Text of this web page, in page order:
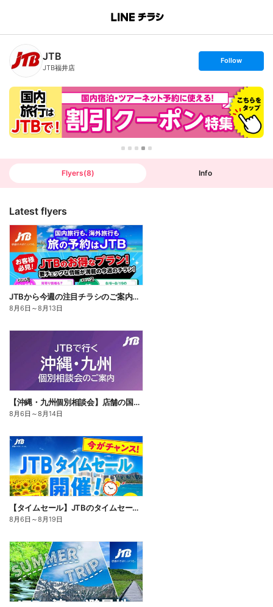
B
n
h
T
JTB
JTB福井店
s
t
o
l
o
w
Follow
Flyers(8) Info
Latest flyers
JTBから今週の注目チラシのご案内です♪
8月6日 ～8月13日
【沖縄・九州個別相談会】店舗の国内担当者がご案内いたします。まずはお気軽にご参加ください。
8月6日 ～8月14日
【タイムセール】JTBのタイムセール開催中!国内も海外も♪期間限定なのでお見逃しなく!
8月6日 ～8月19日